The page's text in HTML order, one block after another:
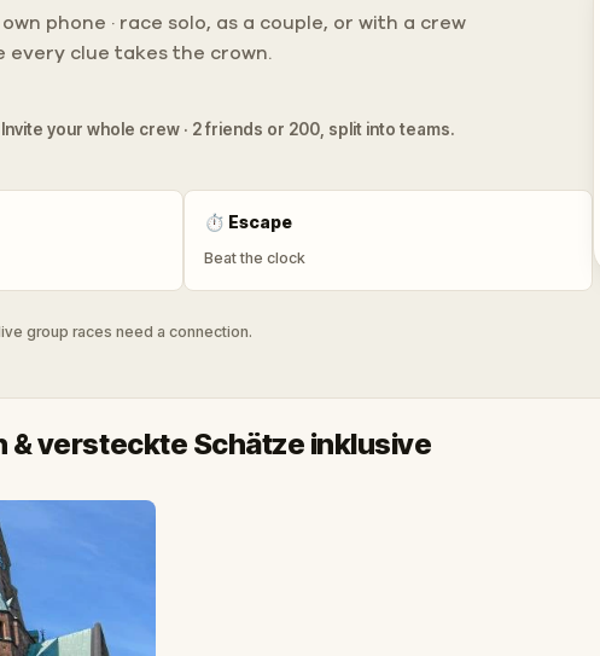
phone · race solo, as a couple, or with a crew
every clue takes the crown.
Invite your whole crew · 2 friends or 200, split into teams.
⏱ Escape
Beat the clock
group races need a connection.
& versteckte Schätze inklusive